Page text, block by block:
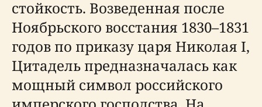
стойкость. Возведенная после
Ноябрьского восстания 1830–1831
годов по приказу царя Николая I,
Цитадель предназначалась как
мощный символ российского